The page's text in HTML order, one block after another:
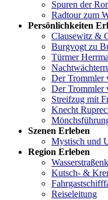
Spuren der
Radtour zum
Persönlichkeiten
Clausewitz &
Burgvogt zu
Türmer
Der Trommler
Der Trommler
Streifzug mit
Knecht
Szenen Erleben
Mystisch und
Region Erleben
Kutsch- &
Reiseleitung